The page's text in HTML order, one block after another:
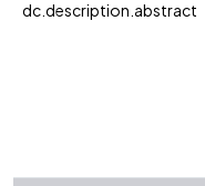
dc.description.abstract